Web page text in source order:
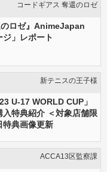
コードギアス 奪還のロゼ
のロゼ』AnimeJapan
」レポート
新テニスの王⼦様
U-17 WORLD CUP」
特典紹介 ＜対象店舗限
典画像更新
ACCA13区監察課